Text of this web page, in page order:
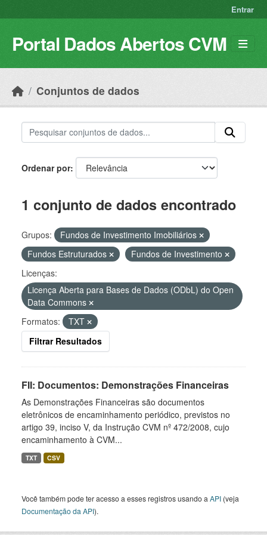
Entrar
Portal Dados Abertos CVM
Conjuntos de dados
Ordenar por
1 conjunto de dados encontrado
Grupos:
Fundos de Investimento Imobiliários
Fundos Estruturados
Fundos de Investimento
Licenças:
Licença Aberta para Bases de Dados (ODbL) do Open
Data Commons
Formatos:
TXT
Filtrar Resultados
FII: Documentos: Demonstrações Financeiras
As Demonstrações Financeiras são documentos
eletrônicos de encaminhamento periódico, previstos no
artigo 39, inciso V, da Instrução CVM nº 472/2008, cujo
encaminhamento à CVM...
TXT CSV
Você também pode ter acesso a esses registros usando a API (veja
Documentação da API).